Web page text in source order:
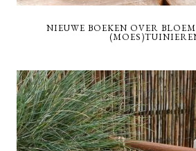
NIEUWE BOEKEN OVER